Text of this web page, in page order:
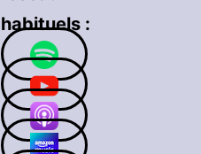
habituels :